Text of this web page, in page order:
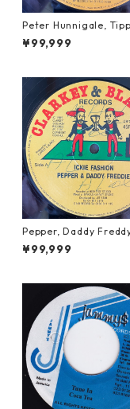
Peter Hunnigale,
- Raggamuffin Girl【
045】
¥99,999
Pepper, Daddy
e Fashion【12-50044
¥99,999